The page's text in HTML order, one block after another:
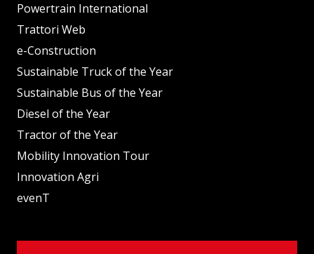
Powertrain International
Trattori Web
e-Construction
Sustainable Truck of the Year
Sustainable Bus of the Year
Diesel of the Year
Tractor of the Year
Mobility Innovation Tour
Innovation Agri
evenT